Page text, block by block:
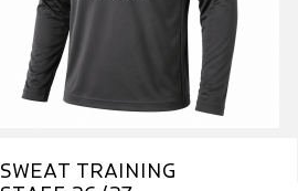
SWEAT TRAINING